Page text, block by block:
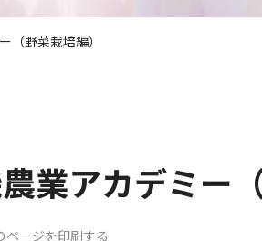
（野菜栽培編）
業アカデミー
ページを印刷する